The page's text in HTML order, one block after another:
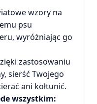
wzory na
psu
wyróżniając go
zastosowaniu
sierść Twojego
ani kołtunić.
wszystkim: